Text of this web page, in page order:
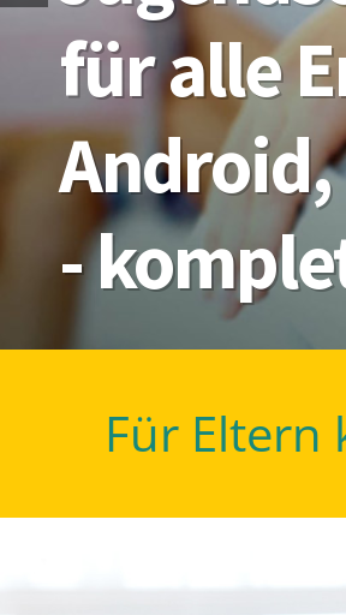
-
Android,
für alle
Für Eltern